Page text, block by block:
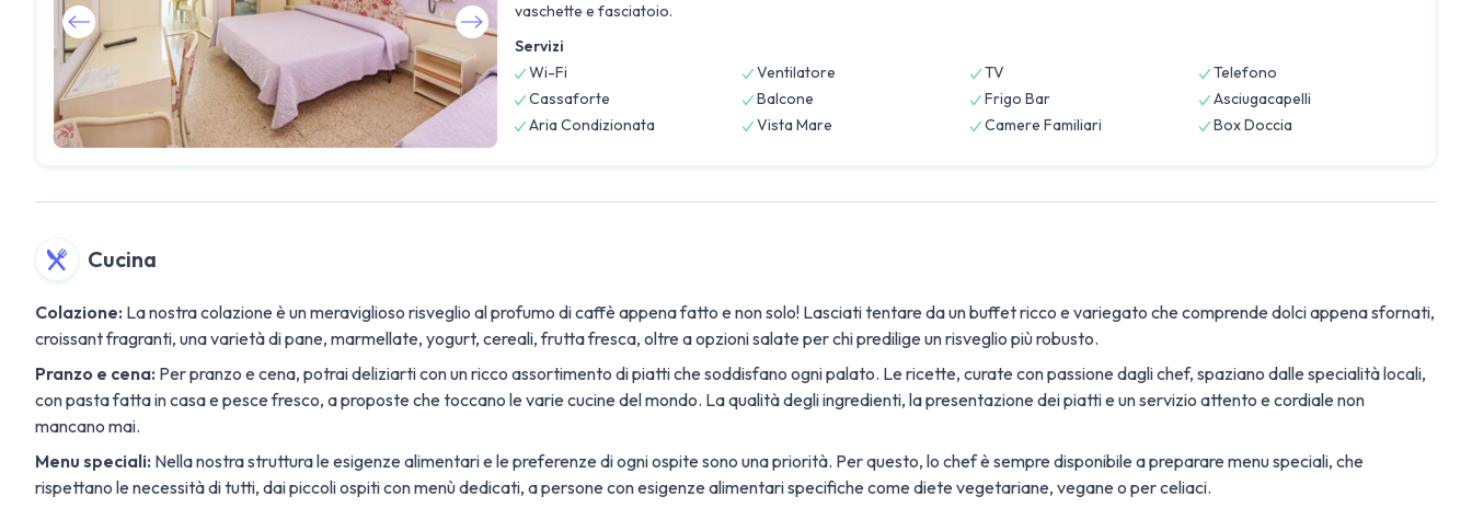
vaschette e fasciatoio.
Servizi
Wi-Fi
Ventilatore TV
Telefono
Cassaforte
Balcone Frigo Bar
Asciugacapelli
Aria Condizionata
Vista Mare Camere Familiari Box Doccia
Cucina
Colazione: La nostra colazione è un meraviglioso risveglio al profumo di caffè appena fatto e non solo! Lasciati tentare da un buffet ricco e variegato che comprende dolci appena sfornati,
croissant fragranti, una varietà di pane, marmellate, yogurt, cereali, frutta fresca, oltre a opzioni salate per chi predilige un risveglio più robusto.
Pranzo e cena: Per pranzo e cena, potrai deliziarti con un ricco assortimento di piatti che soddisfano ogni palato. Le ricette, curate con passione dagli chef, spaziano dalle specialità locali,
con pasta fatta in casa e pesce fresco, a proposte che toccano le varie cucine del mondo. La qualità degli ingredienti, la presentazione dei piatti e un servizio attento e cordiale non
mancano mai.
Menu speciali: Nella nostra struttura le esigenze alimentari e le preferenze di ogni ospite sono una priorità. Per questo, lo chef è sempre disponibile a preparare menu speciali, che
rispettano le necessità di tutti, dai piccoli ospiti con menù dedicati, a persone con esigenze alimentari specifiche come diete vegetariane, vegane o per celiaci.